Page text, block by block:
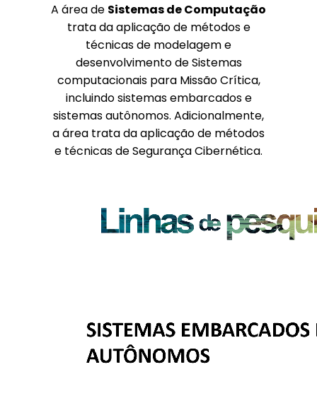
A área de Sistemas de Computação
trata da aplicação de métodos e
técnicas de modelagem e
desenvolvimento de Sistemas
computacionais para Missão Crítica,
incluindo sistemas embarcados e
sistemas autônomos. Adicionalmente,
a área trata da aplicação de métodos
e técnicas de Segurança Cibernética.